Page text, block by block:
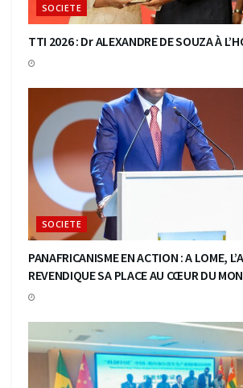
SOCIETE
TTI 2026 : Dr ALEXANDRE DE SOUZA À
SOCIETE
PANAFRICANISME EN ACTION : A LOME,
REVENDIQUE SA PLACE AU CŒUR DU